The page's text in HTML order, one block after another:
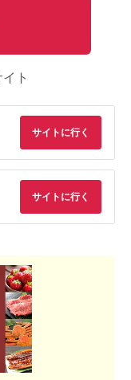
ト
サイトに行く
サイトに行く